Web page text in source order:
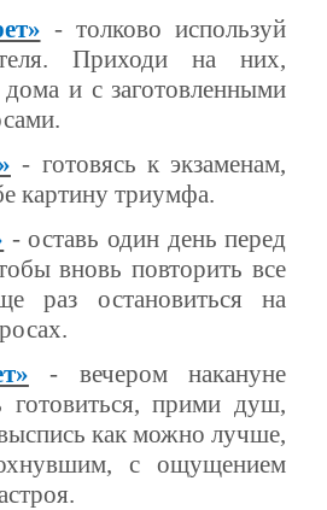
- толково используй
Приходи на них,
и с заготовленными
- готовясь к экзаменам,
картину триумфа.
- оставь один день перед
вновь повторить все
раз остановиться на
- вечером накануне
готовиться, прими душ,
как можно лучше,
с ощущением